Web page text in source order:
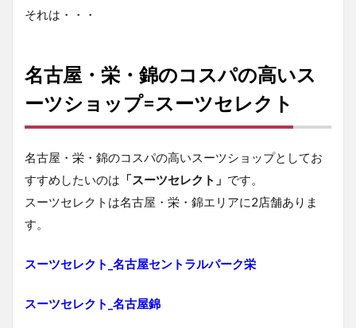
それは・・・
名古屋・栄・錦のコスパの高いス
ーツショップ=スーツセレクト
名古屋・栄・錦のコスパの高いスーツショップとしてお
すすめしたいのは 「スーツセレクト」 です。
スーツセレクトは名古屋・栄・錦エリアに2店舗ありま
す。
スーツセレク ト_名古屋セントラルパーク栄
スーツセレクト_名古屋錦